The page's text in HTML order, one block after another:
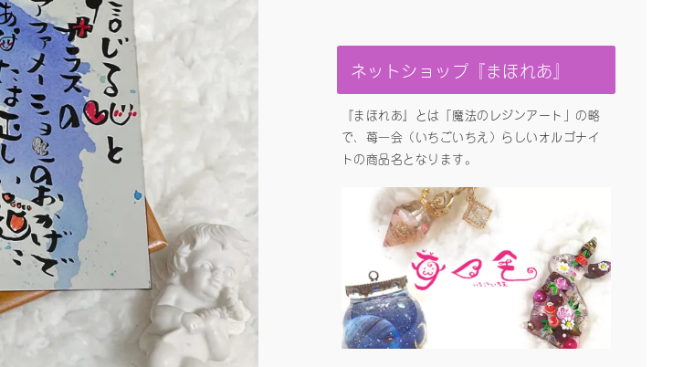
ネットショップ『まほれあ』
『まほれあ』とは「魔法のレジンアート」の略
で、苺一会（いちごいちえ）らしいオルゴナイ
トの商品名となります。